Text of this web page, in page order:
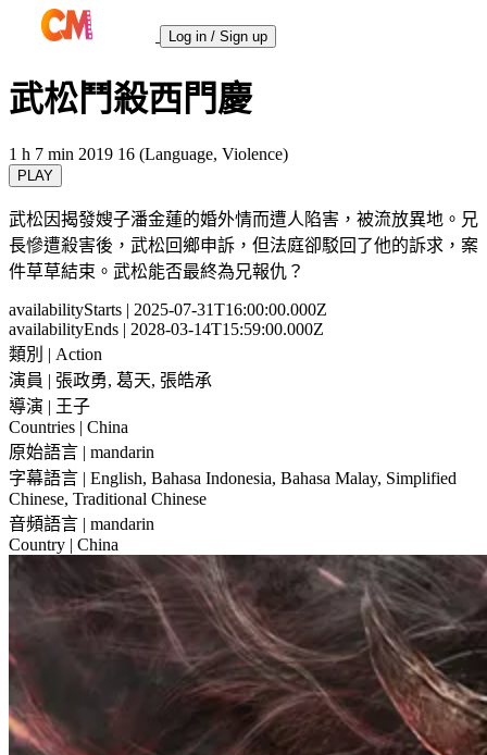
Log in / Sign up
武松鬥殺西門慶
1 h 7 min 2019 16 (Language, Violence)
PLAY
武松因揭發嫂子潘金蓮的婚外情而遭人陷害，被流放異地。兄
長慘遭殺害後，武松回鄉申訴，但法庭卻駁回了他的訴求，案
件草草結束。武松能否最終為兄報仇？
availabilityStarts | 2025-07-31T16:00:00.000Z
availabilityEnds | 2028-03-14T15:59:00.000Z
類別 | Action
演員 | 張政勇, 葛天, 張皓承
導演 | 王子
Countries | China
原始語言 | mandarin
字幕語言 | English, Bahasa Indonesia, Bahasa Malay, Simplified
Chinese, Traditional Chinese
音頻語言 | mandarin
Country | China